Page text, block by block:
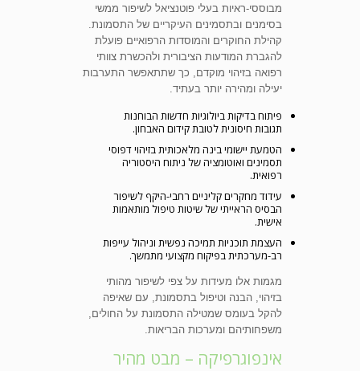
מבוססי-ראיות בעלי פוטנציאל לשיפור ממשי
בסימנים ובתסמינים העיקריים של התסמונת.
קהילת החוקרים והמוסדות הרפואיים פועלת
להגברת המודעות הציבורית ולהכשרת צוותי
רפואה בזיהוי מוקדם, כך שתתאפשר התערבות
יעילה ומהירה יותר בעתיד.
פיתוח בדיקות ביולוגיות חדשות הבוחנות
תגובות חיסונית לטובת קידום האבחון.
הטמעת יישומי בינה מלאכותית בזיהוי דפוסי
תסמינים ואוטומציה של ניתוח היסטוריה
רפואית.
עידוד מחקרים קליניים רחבי-היקף לשיפור
הבסיס הראייתי של שיטות טיפול מותאמות
אישית.
העצמת תוכניות תמיכה נפשית וניהול עייפות
רב-מערכתית בפיקוח מקצועי מתמשך.
מגמות אלו מעידות על צפי לשיפור מהותי
בזיהוי, הבנה וטיפול בתסמונת, עם שאיפה
להקל בעומס שמטילה התסמונת על החולים,
משפחותיהם ומערכות הבריאות.
אינפוגרפיקה – מבט מהיר